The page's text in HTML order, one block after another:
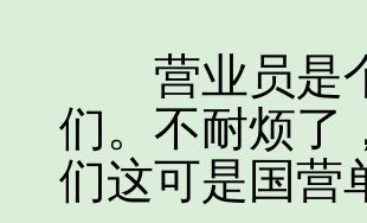
营业员是个
们。不耐烦了
们这可是国营